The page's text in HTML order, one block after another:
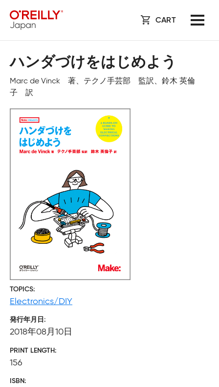
CART
ハンダづけをはじめよう
Marc de Vinck 著、テクノ手芸部 監訳、鈴木 英倫
子 訳
TOPICS
Electronics/DIY
発行年月日
2018年08月10日
PRINT LENGTH
156
ISBN